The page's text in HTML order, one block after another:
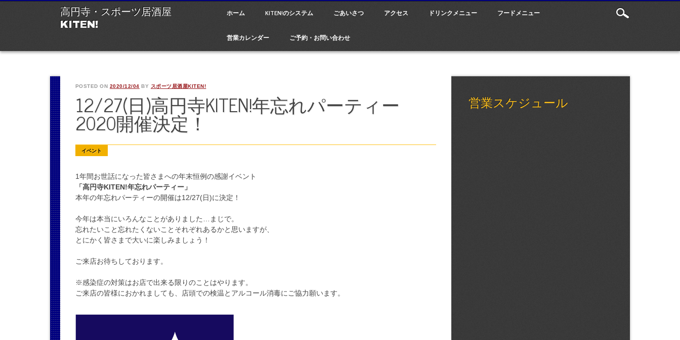
高円寺・スポーツ居酒屋
KITEN!
Main menu
ホーム KITEN!のシステム ごあいさつ アクセス ドリンクメニュー フードメニュー
営業カレンダー ご予約・お問い合わせ
POSTED ON 2020/12/04 BY スポーツ居酒屋KITEN!
12/27(日)高円寺KITEN!年忘れパーティー
2020開催決定！
イベント
1年間お世話になった皆さまへの年末恒例の感謝イベント
「高円寺KITEN!年忘れパーティー」
本年の年忘れパーティーの開催は12/27(日)に決定！
今年は本当にいろんなことがありました…まじで。
忘れたいこと忘れたくないことそれぞれあるかと思いますが、
とにかく皆さまで大いに楽しみましょう！
ご来店お待ちしております。
※感染症の対策はお店で出来る限りのことはやります。
ご来店の皆様におかれましても、店頭での検温とアルコール消毒にご協力願います。
営業スケジュール